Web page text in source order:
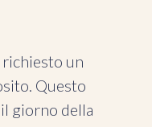
un
Questo
giorno della